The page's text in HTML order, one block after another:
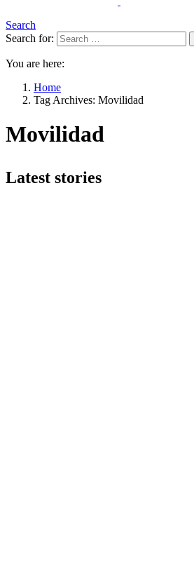
Search
Search for:
You are here:
Home
Tag Archives: Movilidad
Movilidad
Latest stories